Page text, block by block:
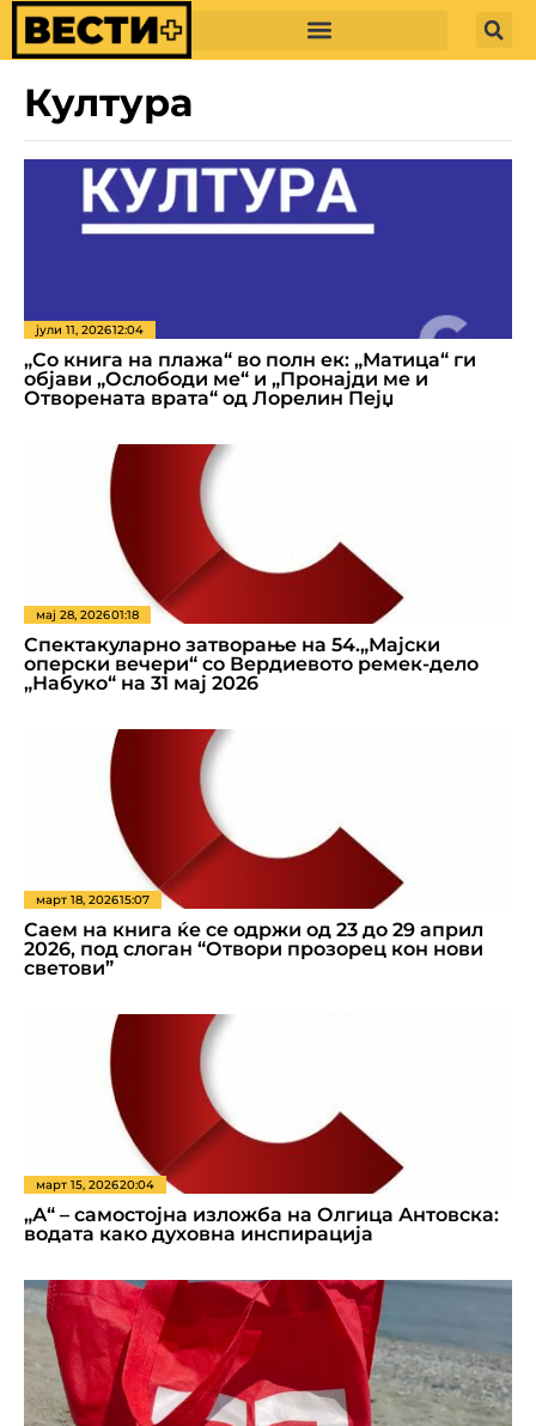
Култура
јули 11, 202612:04
„Со книга на плажа“ во полн ек: „Матица“ ги
објави „Ослободи ме“ и „Пронајди ме и
Отворената врата“ од Лорелин Пејџ
мај 28, 202601:18
Спектакуларно затворање на 54.„Мајски
оперски вечери“ со Вердиевото ремек-дело
„Набуко“ на 31 мај 2026
март 18, 202615:07
Саем на книга ќе се одржи од 23 до 29 април
2026, под слоган “Отвори прозорец кон нови
светови”
март 15, 202620:04
„А“ – самостојна изложба на Олгица Антовска:
водата како духовна инспирација